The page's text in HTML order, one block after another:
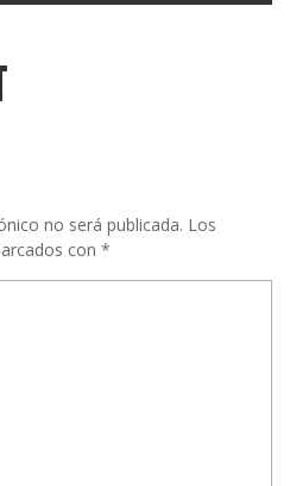
no será publicada. Los
con *